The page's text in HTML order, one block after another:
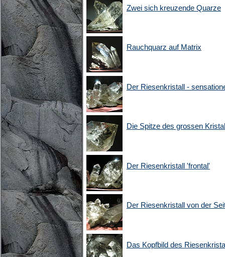
Zwei sich kreuzende Quarze
Rauchquarz auf Matrix
Der Riesenkristall -
Die Spitze des grossen
Der Riesenkristall 'frontal'
Der Riesenkristall von der
Das Kopfbild des